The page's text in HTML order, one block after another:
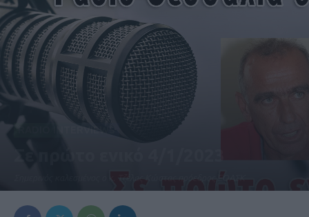
RADIO INTERVIEWS